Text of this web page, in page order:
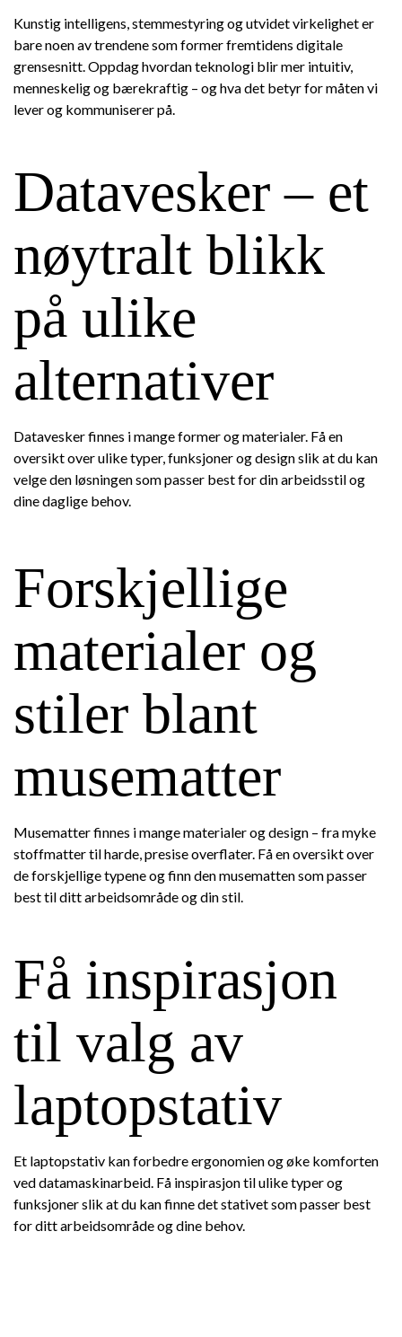
Kunstig intelligens, stemmestyring og utvidet virkelighet er
bare noen av trendene som former fremtidens digitale
grensesnitt. Oppdag hvordan teknologi blir mer intuitiv,
menneskelig og bærekraftig – og hva det betyr for måten vi
lever og kommuniserer på.
Datavesker – et
nøytralt blikk
på ulike
alternativer
Datavesker finnes i mange former og materialer. Få en
oversikt over ulike typer, funksjoner og design slik at du kan
velge den løsningen som passer best for din arbeidsstil og
dine daglige behov.
Forskjellige
materialer og
stiler blant
musematter
Musematter finnes i mange materialer og design – fra myke
stoffmatter til harde, presise overflater. Få en oversikt over
de forskjellige typene og finn den musematten som passer
best til ditt arbeidsområde og din stil.
Få inspirasjon
til valg av
laptopstativ
Et laptopstativ kan forbedre ergonomien og øke komforten
ved datamaskinarbeid. Få inspirasjon til ulike typer og
funksjoner slik at du kan finne det stativet som passer best
for ditt arbeidsområde og dine behov.